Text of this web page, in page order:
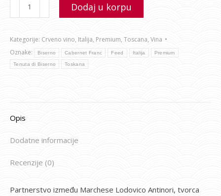
Dodaj u korpu
Kategorije: Crveno vino, Italija, Premium, Toscana, Vina
Oznake:
Biserno Cabernet Franc Feed Italija Premium
Tenuta di Biserno Toskana
Opis
Dodatne informacije
Recenzije (0)
Partnerstvo između Marchese Lodovico Antinori, tvorca